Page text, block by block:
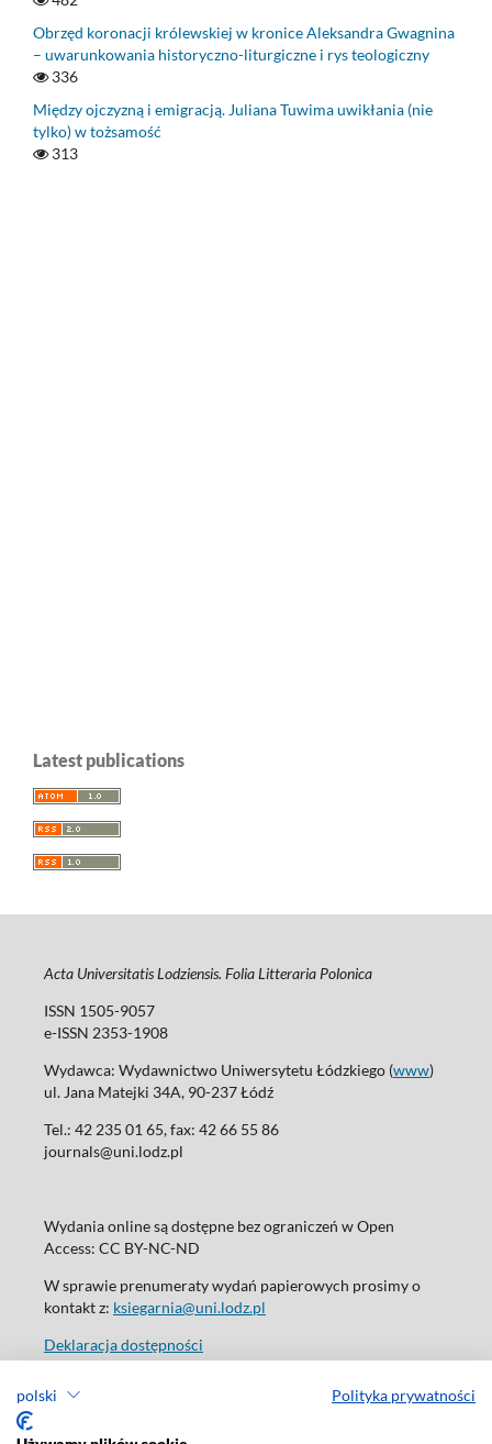
polski Polityka prywatności
Obrzęd koronacji królewskiej w kronice Aleksandra Gwagnina
– uwarunkowania historyczno-liturgiczne i rys teologiczny
336
Między ojczyzną i emigracją. Juliana Tuwima uwikłania (nie
tylko) w tożsamość
313
Latest publications
Acta Universitatis Lodziensis. Folia Litteraria Polonica
ISSN 1505-9057
e-ISSN 2353-1908
Wydawca: Wydawnictwo Uniwersytetu Łódzkiego (www)
ul. Jana Matejki 34A, 90-237 Łódź
Tel.: 42 235 01 65, fax: 42 66 55 86
journals@uni.lodz.pl
Wydania online są dostępne bez ograniczeń w Open
Access: CC BY-NC-ND
W sprawie prenumeraty wydań papierowych prosimy o
kontakt z: ksiegarnia@uni.lodz.pl
Deklaracja dostępności